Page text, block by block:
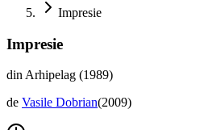
Impresie
Impresie
din Arhipelag (1989)
de Vasile Dobrian(2009)